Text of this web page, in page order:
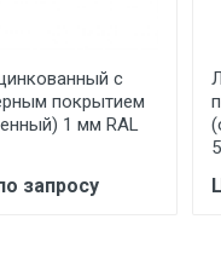
с
покрытием
1 мм RAL
запросу